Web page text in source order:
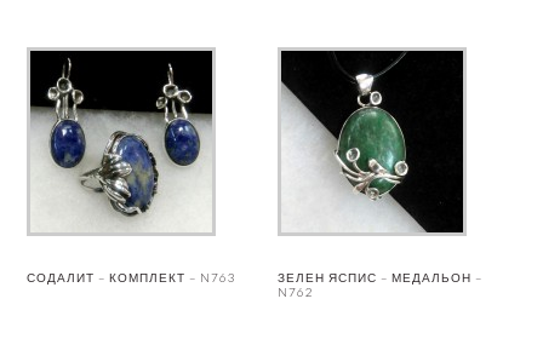
СОДАЛИТ – КОМПЛЕКТ – N763
ЗЕЛЕН ЯСПИС – МЕДАЛЬОН –
N762